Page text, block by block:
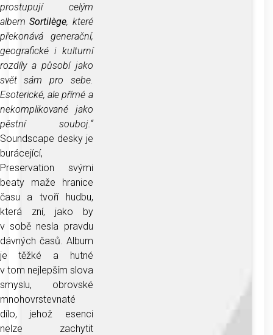
prostupují celým
albem Sortilège, které
překonává generační,
geografické i kulturní
rozdíly a působí jako
svět sám pro sebe.
Esoterické, ale přímé a
nekomplikované jako
pěstní souboj.“
Soundscape desky je
burácející,
Preservation svými
beaty maže hranice
času a tvoří hudbu,
která zní, jako by
v sobě nesla pravdu
dávných časů. Album
je těžké a hutné
v tom nejlepším slova
smyslu, obrovské
mnohovrstevnaté
dílo, jehož esenci
nelze zachytit